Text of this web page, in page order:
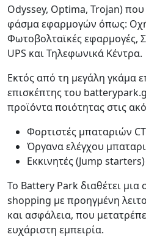
Odyssey, Optima, Trojan)
φάσμα εφαρμογών όπως:
Φωτοβολταϊκές εφαρμογές,
UPS και Τηλεφωνικά Κέντρα.
Εκτός από τη μεγάλη γκάμα
επισκέπτης του
προϊόντα ποιότητας στις
Φορτιστές μπαταριών
Όργανα ελέγχου
Εκκινητές (Jump starters)
Το Battery Park διαθέτει
shopping με προηγμένη
και ασφάλεια, που
ευχάριστη εμπειρία.